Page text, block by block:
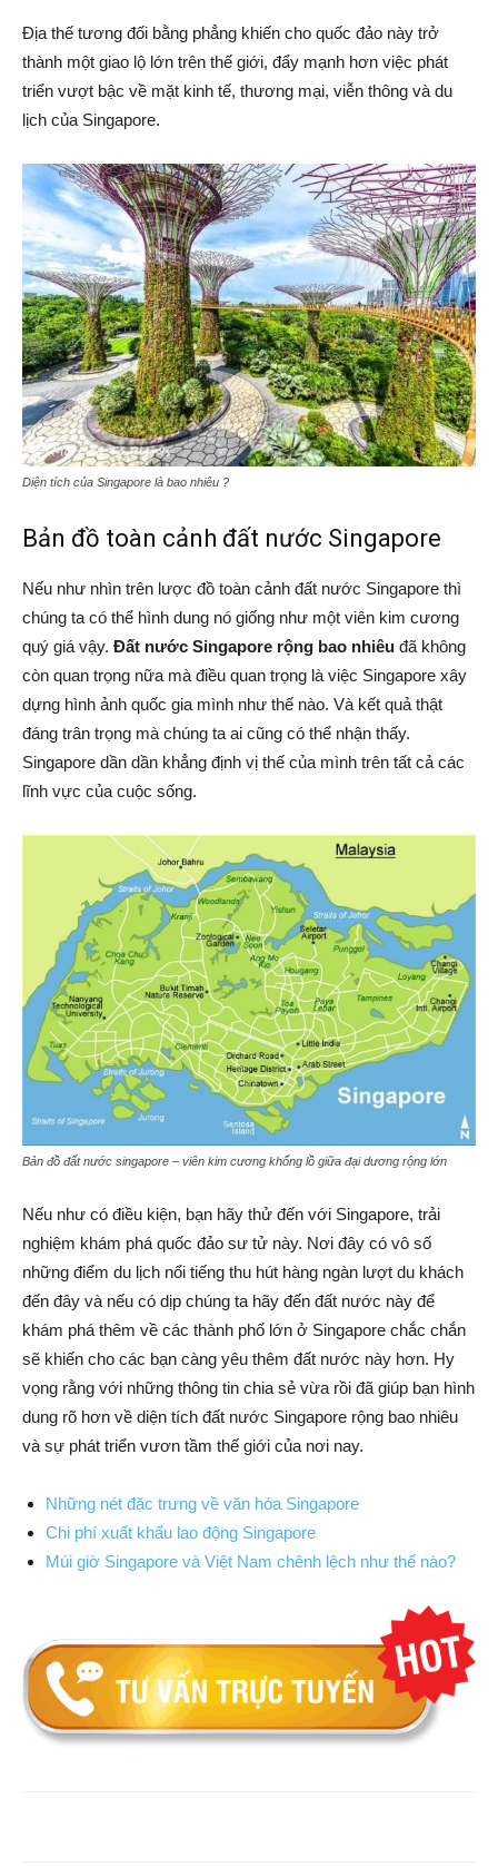
Địa thế tương đối bằng phẳng khiến cho quốc đảo này trở
thành một giao lộ lớn trên thế giới, đẩy mạnh hơn việc phát
triển vượt bậc về mặt kinh tế, thương mại, viễn thông và du
lịch của Singapore.
Diện tích của Singapore là bao nhiêu ?
Bản đồ toàn cảnh đất nước Singapore
Nếu như nhìn trên lược đồ toàn cảnh đất nước Singapore thì
chúng ta có thể hình dung nó giống như một viên kim cương
quý giá vậy. Đất nước Singapore rộng bao nhiêu đã không
còn quan trọng nữa mà điều quan trọng là việc Singapore xây
dựng hình ảnh quốc gia mình như thế nào. Và kết quả thật
đáng trân trọng mà chúng ta ai cũng có thể nhận thấy.
Singapore dần dần khẳng định vị thế của mình trên tất cả các
lĩnh vực của cuộc sống.
Bản đồ đất nước singapore – viên kim cương khổng lồ giữa đại dương rộng lớn
Nếu như có điều kiện, bạn hãy thử đến với Singapore, trải
nghiệm khám phá quốc đảo sư tử này. Nơi đây có vô số
những điểm du lịch nổi tiếng thu hút hàng ngàn lượt du khách
đến đây và nếu có dịp chúng ta hãy đến đất nước này để
khám phá thêm về các thành phố lớn ở Singapore chắc chắn
sẽ khiến cho các bạn càng yêu thêm đất nước này hơn. Hy
vọng rằng với những thông tin chia sẻ vừa rồi đã giúp bạn hình
dung rõ hơn về diện tích đất nước Singapore rộng bao nhiêu
và sự phát triển vươn tầm thế giới của nơi nay.
Những nét đặc trưng về văn hóa Singapore
Chi phí xuất khẩu lao động Singapore
Múi giờ Singapore và Việt Nam chênh lệch như thế nào?